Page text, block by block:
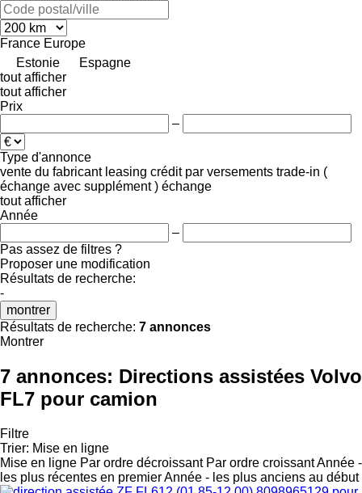
France Europe
Estonie
Espagne
tout afficher
tout afficher
Prix
–
Type d'annonce
vente du fabricant leasing crédit par versements trade-in (
échange avec supplément ) échange
tout afficher
Année
–
Pas assez de filtres ?
Proposer une modification
Résultats de recherche:
-
montrer
Résultats de recherche: 7 annonces
Montrer
7 annonces: Directions assistées Volvo
FL7 pour camion
Filtre
Trier: Mise en ligne
Mise en ligne Par ordre décroissant Par ordre croissantAnnée -
les plus récentes en premierAnnée - les plus anciens au début